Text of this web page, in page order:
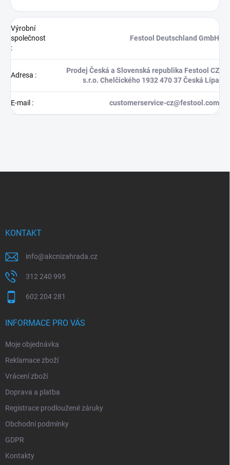
Výrobní
společnost
:
Festool Deutschland GmbH
Adresa :
Prodej Česká a Slovenská republika Festool CZ
s.r.o. Chelčického 1932 470 37 Česká Lípa
E-mail : customerservice-cz@festool.com
KONTAKT
info@akcnizahrada.cz
312 240 995
602 204 281
INFORMACE PRO VÁS
Moje objednávka
Reklamace zboží
Vrácení zboží
Doprava a platba
Registrace prodloužené záruky
Obchodní podmínky
GDPR
Kontakty